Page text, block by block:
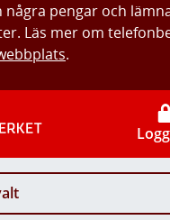
några pengar och
Läs mer om
.